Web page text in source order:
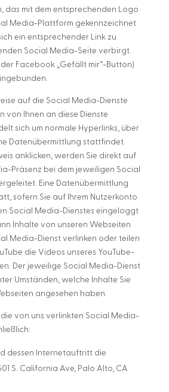
das mit dem entsprechenden Logo
Media-Plattform gekennzeichnet
ein entsprechender Link zu
Social Media-Seite verbirgt.
Facebook „Gefällt mir“-Button)
auf die Social Media-Dienste
von Ihnen an diese Dienste
sich um normale Hyperlinks, über
Datenübermittlung stattfindet.
anklicken, werden Sie direkt auf
Präsenz bei dem jeweiligen Social
Eine Datenübermittlung
sofern Sie auf Ihrem Nutzerkonto
Social Media-Dienstes eingeloggt
Inhalte von unseren Webseiten
Media-Dienst verlinken oder teilen
die Videos unseres YouTube-
Der jeweilige Social Media-Dienst
Umständen, welche Inhalte Sie
angesehen haben.
von uns verlinkten Social Media-
dessen Internetauftritt die
S. California Ave, Palo Alto, CA